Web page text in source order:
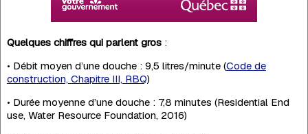
Quelques chiffres qui parlent gros:
• Débit moyen d’une douche : 9,5 litres/minute (Code de
construction, Chapitre III, RBQ)
• Durée moyenne d’une douche : 7,8 minutes (Residential End
use, Water Resource Foundation, 2016)